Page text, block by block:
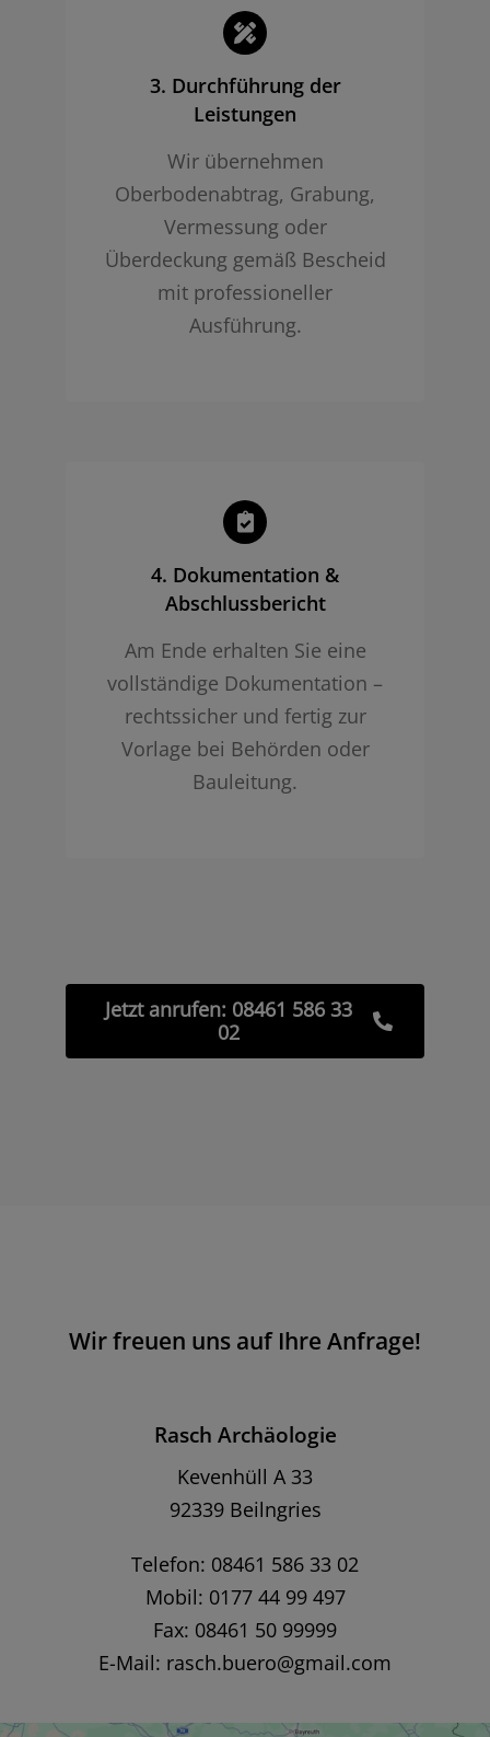
3. Durchführung der
Leistungen
Wir übernehmen
Oberbodenabtrag, Grabung,
Vermessung oder
Überdeckung gemäß Bescheid
mit professioneller
Ausführung.
4. Dokumentation &
Abschlussbericht
Am Ende erhalten Sie eine
vollständige Dokumentation –
rechtssicher und fertig zur
Vorlage bei Behörden oder
Bauleitung.
Jetzt anrufen: 08461 586 33
02
Wir freuen uns auf Ihre Anfrage!
Rasch Archäologie
Kevenhüll A 33
92339 Beilngries
Telefon: 08461 586 33 02
Mobil: 0177 44 99 497
Fax: 08461 50 99999
E-Mail: rasch.buero@gmail.com